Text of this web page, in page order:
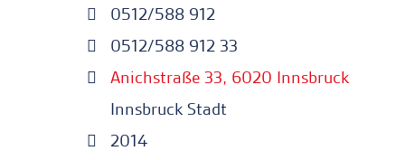
0512/588 912
0512/588 912 33
Anichstraße 33, 6020 Innsbruck
Innsbruck Stadt
2014